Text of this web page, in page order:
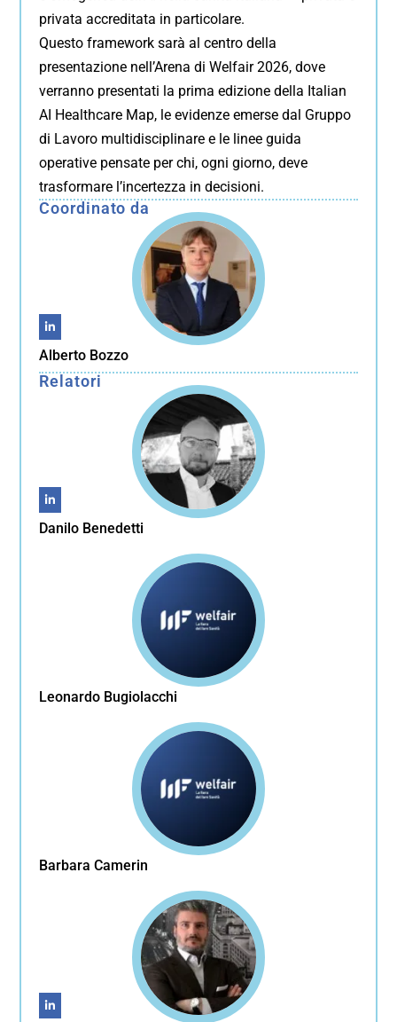
privata accreditata in particolare.
Questo framework sarà al centro della
presentazione nell’Arena di Welfair 2026, dove
verranno presentati la prima edizione della Italian
AI Healthcare Map, le evidenze emerse dal Gruppo
di Lavoro multidisciplinare e le linee guida
operative pensate per chi, ogni giorno, deve
trasformare l’incertezza in decisioni.
Coordinato da
Alberto Bozzo
Relatori
Danilo Benedetti
Leonardo Bugiolacchi
Barbara Camerin